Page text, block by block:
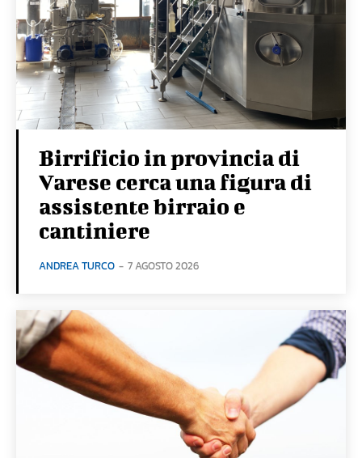
Birrificio in provincia di
Varese cerca una figura di
assistente birraio e
cantiniere
ANDREA TURCO - 7 AGOSTO 2026